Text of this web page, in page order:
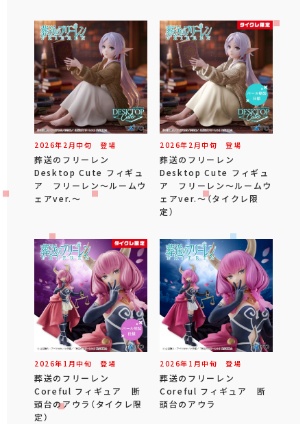
2026年 2 月中旬 登場
葬送のフリーレン
Desktop Cute フィギュ
ア フリーレン～ルームウ
ェアver.～
2026年 2 月中旬 登場
葬送のフリーレン
Desktop Cute フィギュ
ア フリーレン～ルームウ
ェアver.～（タイクレ限
定）
2026年 1 月中旬 登場
葬送のフリーレン
Coreful フィギュア 断
頭台のアウラ（タイクレ限
定）
2026年 1 月中旬 登場
葬送のフリーレン
Coreful フィギュア 断
頭台のアウラ